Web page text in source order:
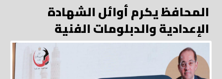
المحافظ يكرم أوائل الشهادة
الإعدادية والدبلومات الفنية